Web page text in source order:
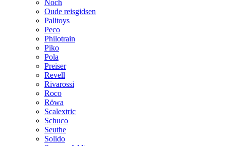
Noch
Oude reisgidsen
Palitoys
Peco
Philotrain
Piko
Pola
Preiser
Revell
Rivarossi
Roco
Röwa
Scalextric
Schuco
Seuthe
Solido